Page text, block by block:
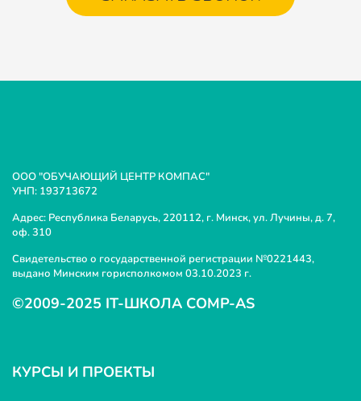
ООО "ОБУЧАЮЩИЙ ЦЕНТР КОМПАС"
УНП: 193713672
Адрес: Республика Беларусь, 220112, г. Минск, ул. Лучины, д. 7,
оф. 310
Свидетельство о государственной регистрации №0221443,
выдано Минским горисполкомом 03.10.2023 г.
©2009-2025 IT-ШКОЛА COMP-AS
КУРСЫ И ПРОЕКТЫ